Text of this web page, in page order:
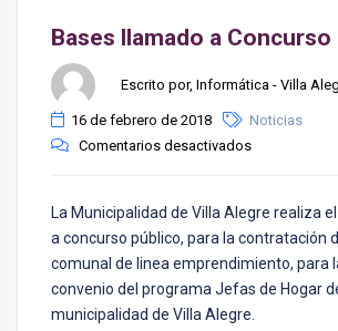
Bases llamado a Concurso
Escrito por, Informática - Villa
16 de febrero de 2018
Noticias
Comentarios desactivados
La Municipalidad de Villa Alegre realiza
a concurso público, para la contratación
comunal de linea emprendimiento, para
convenio del programa Jefas de Hogar de
municipalidad de Villa Alegre.